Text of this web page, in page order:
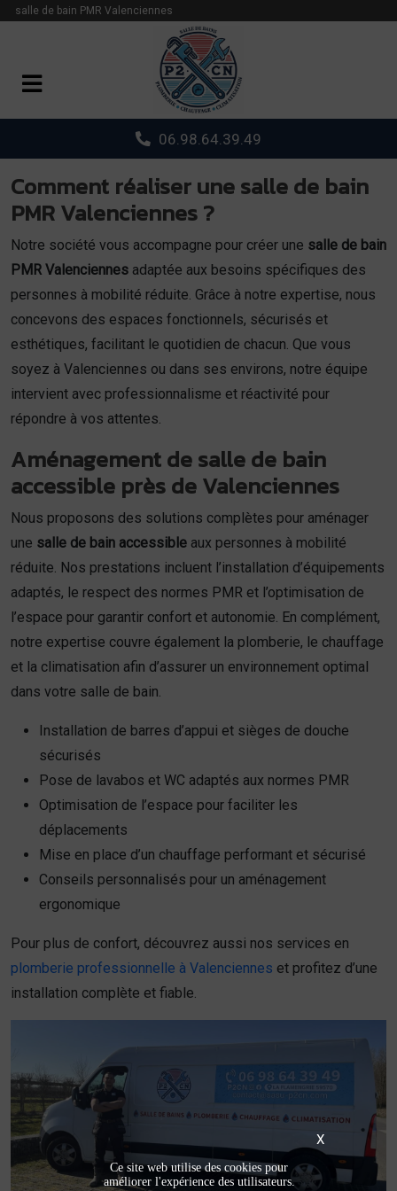
salle de bain PMR Valenciennes
06.98.64.39.49
Comment réaliser une salle de bain
PMR Valenciennes ?
Notre société vous accompagne pour créer une salle de bain
PMR Valenciennes adaptée aux besoins spécifiques des
personnes à mobilité réduite. Grâce à notre expertise, nous
concevons des espaces fonctionnels, sécurisés et
esthétiques, facilitant le quotidien de chacun. Que vous
soyez à Valenciennes ou dans ses environs, notre équipe
intervient avec professionnalisme et réactivité pour
répondre à vos attentes.
Aménagement de salle de bain
accessible près de Valenciennes
Nous proposons des solutions complètes pour aménager
une salle de bain accessible aux personnes à mobilité
réduite. Nos prestations incluent l’installation d’équipements
adaptés, le respect des normes PMR et l’optimisation de
l’espace pour garantir confort et autonomie. En complément,
notre expertise couvre également la plomberie, le chauffage
et la climatisation afin d’assurer un environnement optimal
dans votre salle de bain.
Installation de barres d’appui et sièges de douche
sécurisés
Pose de lavabos et WC adaptés aux normes PMR
Optimisation de l’espace pour faciliter les
déplacements
Mise en place d’un chauffage performant et sécurisé
Conseils personnalisés pour un aménagement
ergonomique
Pour plus de confort, découvrez aussi nos services en
plomberie professionnelle à Valenciennes et profitez d’une
installation complète et fiable.
Panneau de gestion des cookies
X
Ce site web utilise des cookies pour
améliorer l'expérience des utilisateurs.